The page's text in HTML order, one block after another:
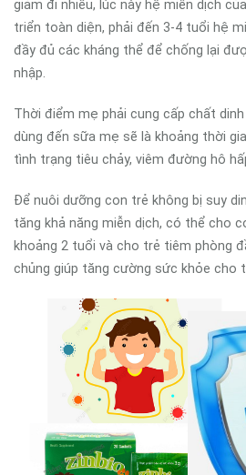
giảm đi nhiều, lúc này hệ miễn dịch
triển toàn diện, phải đến 3-4 tuổi hệ
đầy đủ các kháng thể để chống lại
nhập.
Thời điểm mẹ phải cung cấp chất
dùng đến sữa mẹ sẽ là khoảng thời
tình trạng tiêu chảy, viêm đường hô
Để nuôi dưỡng con trẻ không bị suy
tăng khả năng miễn dịch, có thể cho
khoảng 2 tuổi và cho trẻ tiêm phòng
chủng giúp tăng cường sức khỏe cho